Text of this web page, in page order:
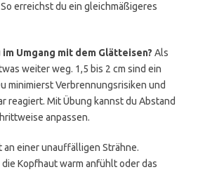
erreichst du ein gleichmäßigeres
Umgang mit dem Glätteisen? Als
weiter weg. 1,5 bis 2 cm sind ein
minimierst Verbrennungsrisiken und
reagiert. Mit Übung kannst du Abstand
anpassen.
an einer unauffälligen Strähne.
Kopfhaut warm anfühlt oder das